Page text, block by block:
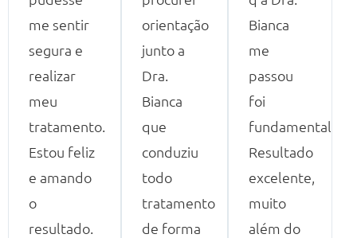
me sentir
segura e
realizar
meu
tratamento.
Estou feliz
e amando
o
resultado.
orientação
junto a
Dra.
Bianca
que
conduziu
todo
tratamento
de forma
Bianca
me
passou
foi
fundamental.
Resultado
excelente,
muito
além do